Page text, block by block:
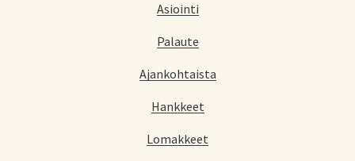
Asiointi
Palaute
Ajankohtaista
Hankkeet
Lomakkeet